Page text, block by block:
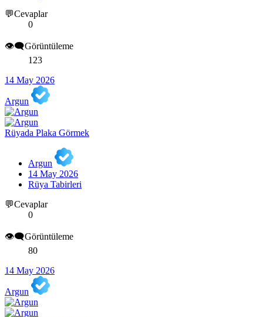
💬Cevaplar
0
👁️‍🗨️Görüntüleme
123
14 May 2026
Argun
Rüyada Plaka Görmek
Argun
14 May 2026
Rüya Tabirleri
💬Cevaplar
0
👁️‍🗨️Görüntüleme
80
14 May 2026
Argun